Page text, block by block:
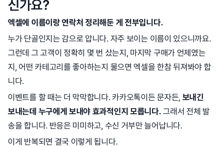
신가요?
엑셀에 이름이랑 연락처 정리해둔 게 전부입니다.
누가 단골인지는 감으로 압니다. 자주 보이는 이름이 있으니까요.
그런데 그 고객이 정확히 몇 번 샀는지, 마지막 구매가 언제였는
지, 어떤 카테고리를 좋아하는지 물으면 엑셀을 한참 뒤져봐야 합
니다.
이벤트를 할 때는 더 막막합니다. 카카오톡이든 문자든, 보내긴
보내는데 누구에게 보내야 효과적인지 모릅니다. 그래서 전체 발
송을 합니다. 반응은 미미하고, 수신 거부만 늘어납니다.
이게 반복되면 결국 이렇게 됩니다.